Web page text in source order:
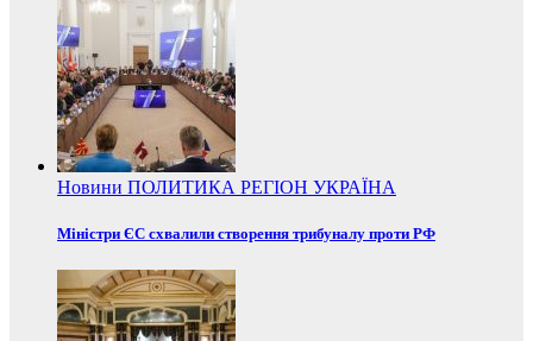
Новини ПОЛИТИКА РЕГІОН УКРАЇНА
Міністри ЄС схвалили створення трибуналу проти РФ